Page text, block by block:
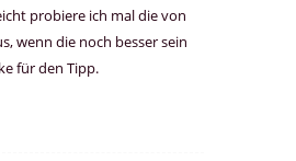
probiere ich mal die von
wenn die noch besser sein
für den Tipp.